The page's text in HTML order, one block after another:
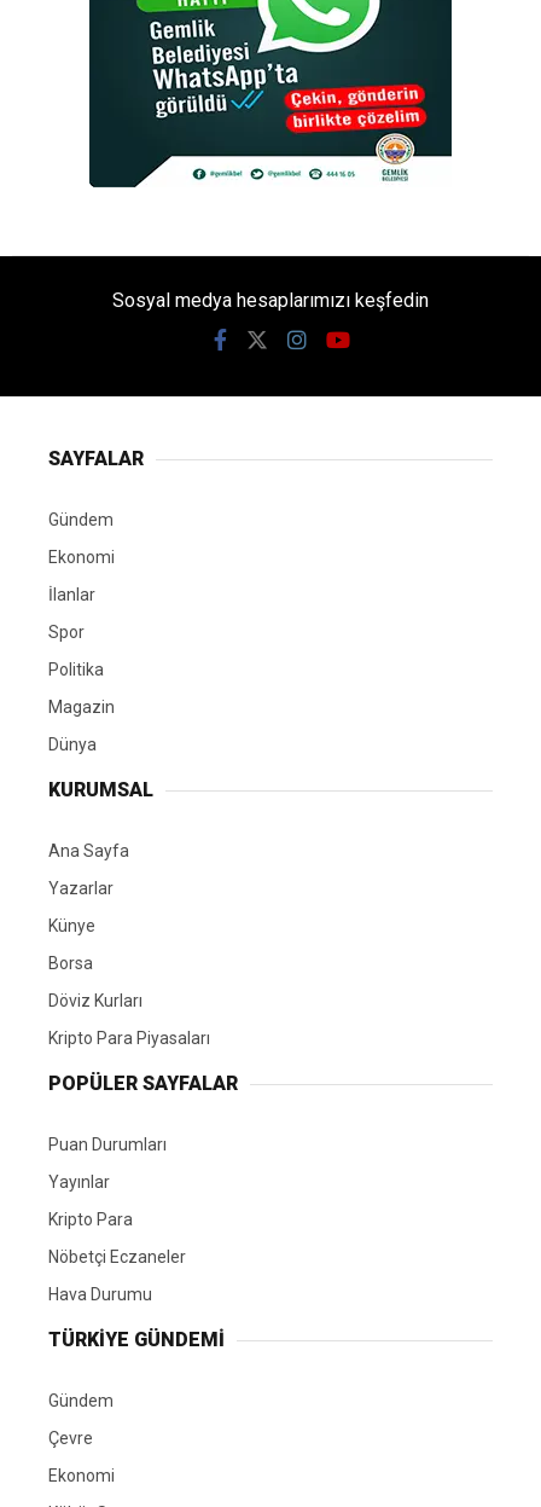
Sosyal medya hesaplarımızı keşfedin
SAYFALAR
Gündem
Ekonomi
İlanlar
Spor
Politika
Magazin
Dünya
KURUMSAL
Ana Sayfa
Yazarlar
Künye
Borsa
Döviz Kurları
Kripto Para Piyasaları
POPÜLER SAYFALAR
Puan Durumları
Yayınlar
Kripto Para
Nöbetçi Eczaneler
Hava Durumu
TÜRKIYE GÜNDEMI
Gündem
Çevre
Ekonomi